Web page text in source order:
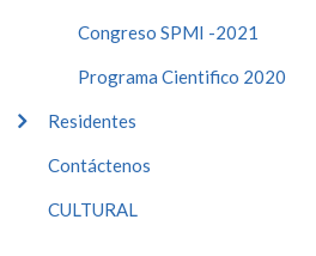
Congreso SPMI -2021
Programa Cientifico 2020
Residentes
Contáctenos
CULTURAL